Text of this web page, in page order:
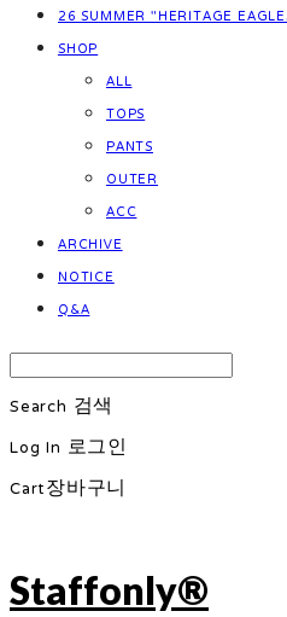
26 SUMMER "HERITAGE
SHOP
ALL
TOPS
PANTS
OUTER
ACC
ARCHIVE
NOTICE
Q&A
Search 검색
Log In 로그인
Cart장바구니
Staffonly®